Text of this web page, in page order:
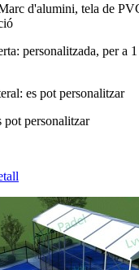
d'alumini, tela de
personalitzada, per a
es pot personalitzar
personalitzar